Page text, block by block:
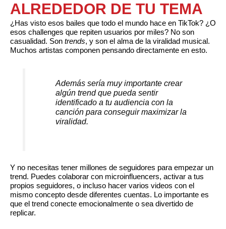
ALREDEDOR DE TU TEMA
¿Has visto esos bailes que todo el mundo hace en TikTok? ¿O
esos challenges que repiten usuarios por miles? No son
casualidad. Son trends, y son el alma de la viralidad musical.
Muchos artistas componen pensando directamente en esto.
Además sería muy importante crear
algún trend que pueda sentir
identificado a tu audiencia con la
canción para conseguir maximizar la
viralidad.
Y no necesitas tener millones de seguidores para empezar un
trend. Puedes colaborar con microinfluencers, activar a tus
propios seguidores, o incluso hacer varios videos con el
mismo concepto desde diferentes cuentas. Lo importante es
que el trend conecte emocionalmente o sea divertido de
replicar.